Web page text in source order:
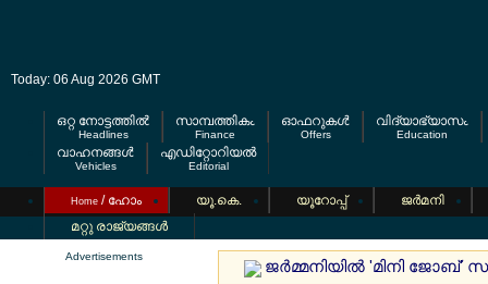
Today: 06 Aug 2026 GMT
ഒറ്റ നോട്ടത്തില്‍
Headlines
സാമ്പത്തികം
Finance
ഓഫറുകള്‍
Offers
വിദ്യാഭ്യാസം
Education
വാഹനങ്ങള്‍
Vehicles
എഡിറ്റോറിയല്‍
Editorial
Home / ഹോം യൂ.കെ. യൂറോപ്പ്
ജര്‍മനി
മറ്റു രാജ്യങ്ങള്‍
Advertisements
ജര്‍മ്മനിയില്‍ 'മിനി ജോബ്'